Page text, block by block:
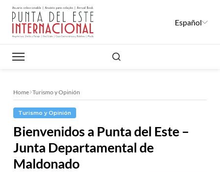
Español
Buscar
Home Turismo y Opinión
Turismo y Opinión
Bienvenidos a Punta del Este –
Junta Departamental de
Maldonado